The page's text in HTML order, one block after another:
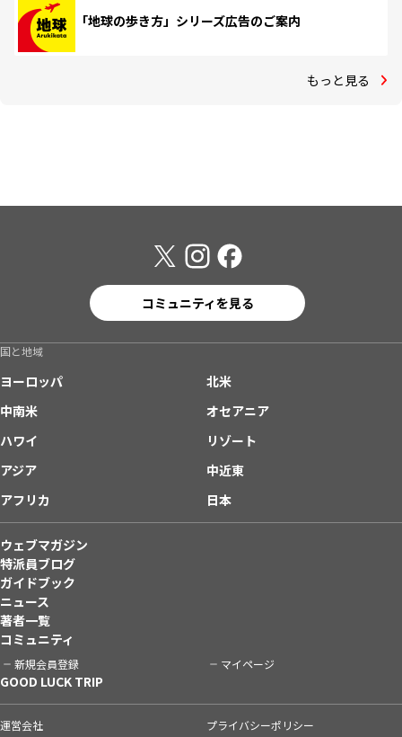
「地球の歩き方」シリーズ広告のご案内
もっと見る
コミュニティを見る
国と地域
ヨーロッパ
北米
中南米
オセアニア
ハワイ
リゾート
アジア
中近東
アフリカ
日本
ウェブマガジン
特派員ブログ
ガイドブック
ニュース
著者一覧
コミュニティ
新規会員登録 マイページ
GOOD LUCK TRIP
運営会社 プライバシーポリシー